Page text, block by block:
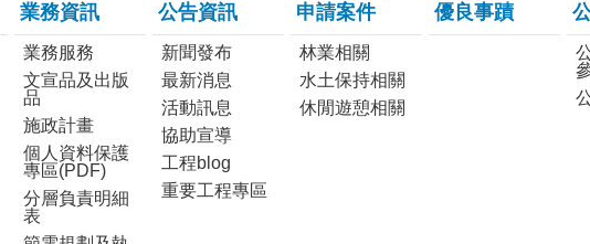
業務資訊
業務服務
文宣品及出版
品
施政計畫
個人資料保護
專區(PDF)
分層負責明細
表
公告資訊
新聞發布
最新消息
活動訊息
協助宣導
工程blog
重要工程專區
申請案件
林業相關
水土保持相關
休閒遊憩相關
優良事蹟